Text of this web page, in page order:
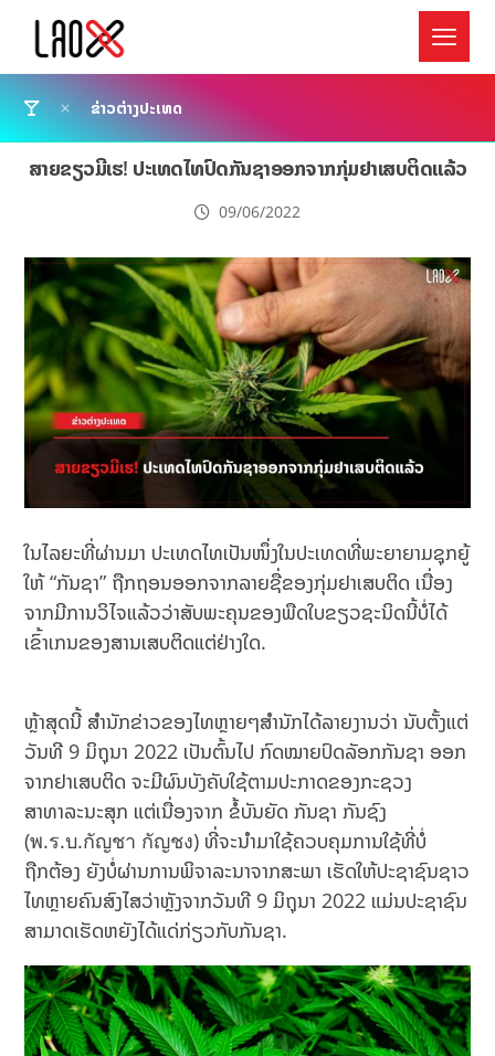
ຂ່າວຕ່າງປະເທດ
ສາຍຂຽວມີເຮ! ປະເທດໄທປົດກັນຊາອອກຈາກກຸ່ມຢາເສບຕິດແລ້ວ
09/06/2022
ໃນໄລຍະທີ່ຜ່ານມາ ປະເທດໄທເປັນໜຶ່ງໃນປະເທດທີ່ພະຍາຍາມຊຸກຍູ້
ໃຫ້ “ກັນຊາ” ຖືກຖອນອອກຈາກລາຍຊື່ຂອງກຸ່ມຢາເສບຕິດ ເນື່ອງ
ຈາກມີການວິໄຈແລ້ວວ່າສັບພະຄຸນຂອງພືດໃບຂຽວຊະນິດນີ້ບໍ່ໄດ້
ເຂົ້າເກນຂອງສານເສບຕິດແຕ່ຢ່າງໃດ.
ຫຼ້າສຸດນີ້ ສຳນັກຂ່າວຂອງໄທຫຼາຍໆສໍານັກໄດ້ລາຍງານວ່າ ນັບຕັ້ງແຕ່
ວັນທີ 9 ມິຖຸນາ 2022 ເປັນຕົ້ນໄປ ກົດໝາຍປົດລັອກກັນຊາ ອອກ
ຈາກຢາເສບຕິດ ຈະມີຜົນບັງຄັບໃຊ້ຕາມປະກາດຂອງກະຊວງ
ສາທາລະນະສຸກ ແຕ່ເນື່ອງຈາກ ຂໍ້ບັນຍັດ ກັນຊາ ກັນຊົງ
(พ.ร.บ.กัญชา กัญชง) ທີ່ຈະນໍາມາໃຊ້ຄວບຄຸມການໃຊ້ທີ່ບໍ່
ຖືກຕ້ອງ ຍັງບໍ່ຜ່ານການພິຈາລະນາຈາກສະພາ ເຮັດໃຫ້ປະຊາຊົນຊາວ
ໄທຫຼາຍຄົນສົງໄສວ່າຫຼັງຈາກວັນທີ 9 ມິຖຸນາ 2022 ແມ່ນປະຊາຊົນ
ສາມາດເຮັດຫຍັງໄດ້ແດ່ກ່ຽວກັບກັນຊາ.